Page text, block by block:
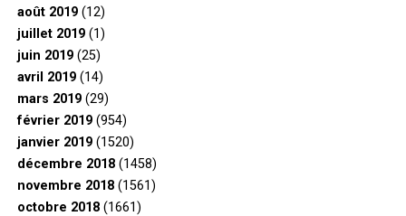
août 2019(12)
juillet 2019(1)
juin 2019(25)
avril 2019(14)
mars 2019(29)
février 2019(954)
janvier 2019(1520)
décembre 2018(1458)
novembre 2018(1561)
octobre 2018(1661)